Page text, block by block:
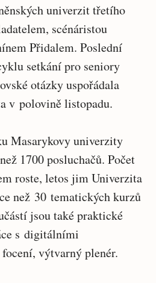
univerzit třetího
scénáristou
Přidalem. Poslední
setkání pro seniory
otázky uspořádala
v polovině listopadu.
Masarykovy univerzity
1700 posluchačů. Počet
roste, letos jim Univerzita
než 30 tematických kurzů
jsou také praktické
s digitálními
výtvarný plenér.